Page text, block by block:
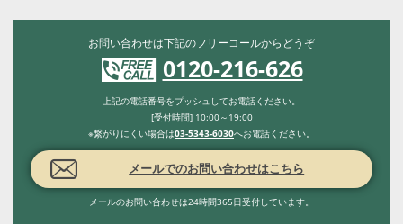
お問い合わせは下記のフリーコールからどうぞ
0120-216-626
上記の電話番号をプッシュしてお電話ください。
[受付時間] 10:00～19:00
※繋がりにくい場合は03-5343-6030へお電話ください。
メールでのお問い合わせはこちら
メールのお問い合わせは24時間365日受付しています。